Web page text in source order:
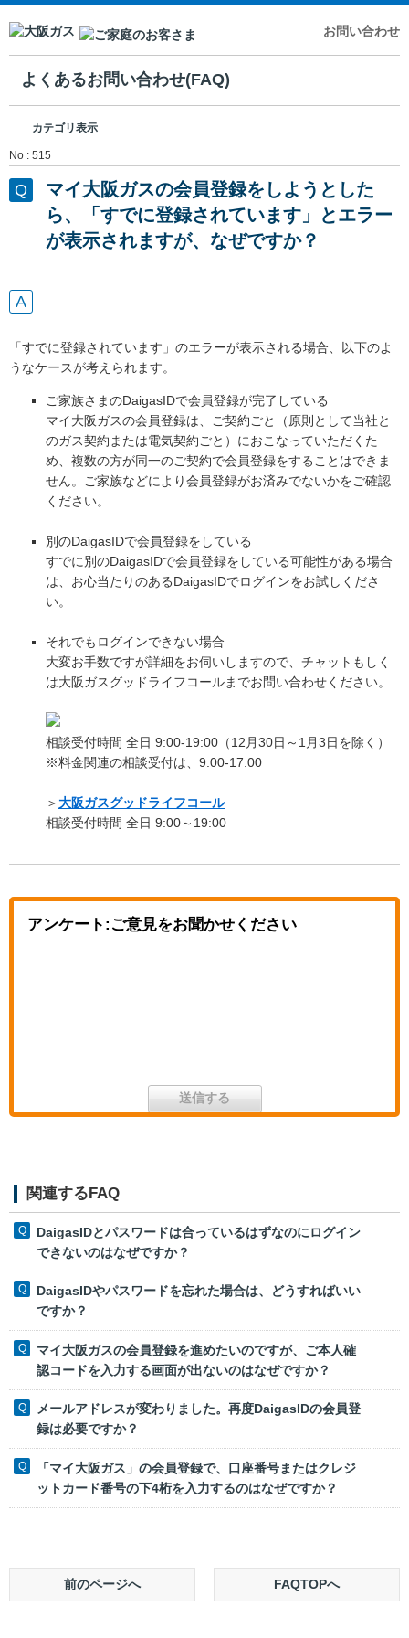
お問い合わせ
よくあるお問い合わせ(FAQ)
カテゴリ表示
No : 515
マイ大阪ガスの会員登録をしようとした
ら、「すでに登録されています」とエラー
が表示されますが、なぜですか？
「すでに登録されています」のエラーが表示される場合、以下のよ
うなケースが考えられます。
ご家族さまのDaigasIDで会員登録が完了している
マイ大阪ガスの会員登録は、ご契約ごと（原則として当社と
のガス契約または電気契約ごと）におこなっていただくた
め、複数の方が同一のご契約で会員登録をすることはできま
せん。ご家族などにより会員登録がお済みでないかをご確認
ください。
別のDaigasIDで会員登録をしている
すでに別のDaigasIDで会員登録をしている可能性がある場合
は、お心当たりのあるDaigasIDでログインをお試しくださ
い。
それでもログインできない場合
大変お手数ですが詳細をお伺いしますので、チャットもしく
は大阪ガスグッドライフコールまでお問い合わせください。
相談受付時間 全日 9:00-19:00（12月30日～1月3日を除く）
※料金関連の相談受付は、9:00-17:00
＞大阪ガスグッドライフコール
相談受付時間 全日 9:00～19:00
アンケート:ご意見をお聞かせください
関連するFAQ
DaigasIDとパスワードは合っているはずなのにログイン
できないのはなぜですか？
DaigasIDやパスワードを忘れた場合は、どうすればいい
ですか？
マイ大阪ガスの会員登録を進めたいのですが、ご本人確
認コードを入力する画面が出ないのはなぜですか？
メールアドレスが変わりました。再度DaigasIDの会員登
録は必要ですか？
「マイ大阪ガス」の会員登録で、口座番号またはクレジ
ットカード番号の下4桁を入力するのはなぜですか？
前のページへ FAQTOPへ